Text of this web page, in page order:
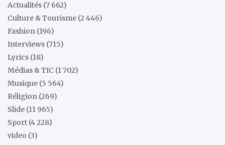
Actualités (7 662)
Culture & Tourisme (2 446)
Fashion (196)
Interviews (715)
Lyrics (18)
Médias & TIC (1 702)
Musique (5 564)
Réligion (269)
Slide (11 965)
Sport (4 228)
video (3)